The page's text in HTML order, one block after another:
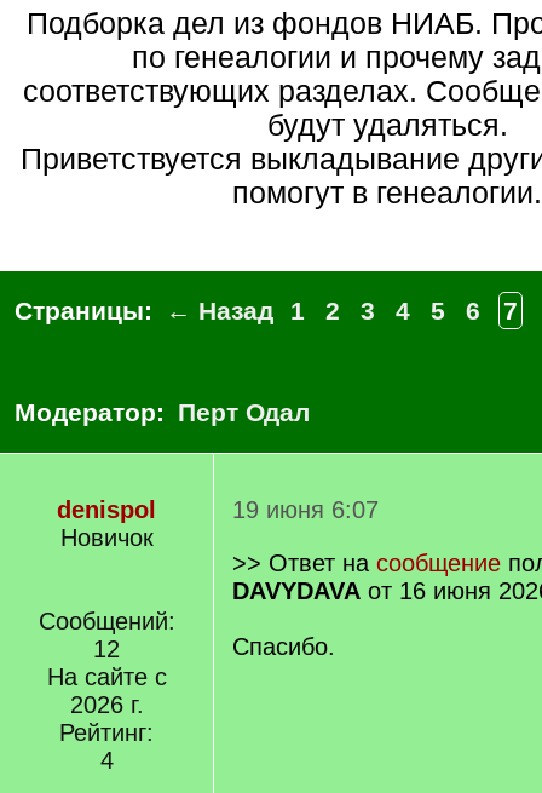
Подборка дел из фондов НИАБ. Просьба: вопросы
по генеалогии и прочему
соответствующих разделах.
будут удаляться.
Приветствуется выкладывание
помогут в генеалогии.
Страницы: ← Назад 1 2 3 4 5 6 7
Модератор: Перт Одал
denispol
Новичок
Сообщений:
12
На сайте с
2026 г.
Рейтинг:
4
19 июня 6:07
>> Ответ на сообщение
DAVYDAVA от 16 июня
Спасибо.